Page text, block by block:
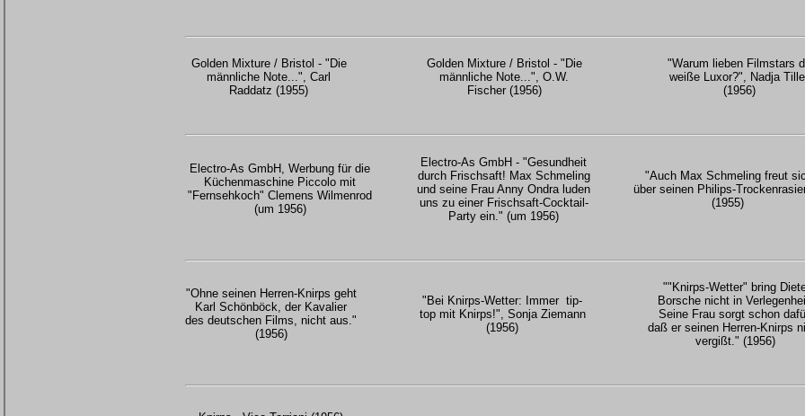
Golden Mixture / Bristol - "Die
männliche Note...", Carl
Raddatz (1955)
Golden Mixture / Bristol - "Die
männliche Note...", O.W.
Fischer (1956)
"Warum lieben Filmstars
weiße Luxor?", Nadja
(1956)
Electro-As GmbH, Werbung für die
Küchenmaschine Piccolo mit
"Fernsehkoch" Clemens Wilmenrod
(um 1956)
Electro-As GmbH - "Gesundheit
durch Frischsaft! Max Schmeling
und seine Frau Anny Ondra luden
uns zu einer Frischsaft-Cocktail-
Party ein." (um 1956)
"Auch Max Schmeling freut
über seinen Philips-
(1955)
"Ohne seinen Herren-Knirps geht
Karl Schönböck, der Kavalier
des deutschen Films, nicht aus."
(1956)
"Bei Knirps-Wetter: Immer tip-
top mit Knirps!", Sonja Ziemann
(1956)
""Knirps-Wetter" bring
Borsche nicht in
Seine Frau sorgt schon
daß er seinen Herren-Knirps
vergißt." (1956)